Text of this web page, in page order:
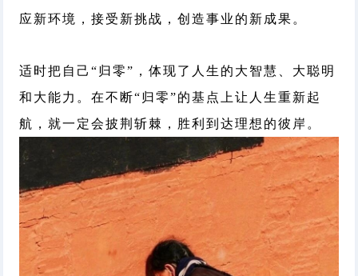
应新环境，接受新挑战，创造事业的新成果。
适时把自己“归零”，体现了人生的大智慧、大聪明
和大能力。在不断“归零”的基点上让人生重新起
航，就一定会披荆斩棘，胜利到达理想的彼岸。